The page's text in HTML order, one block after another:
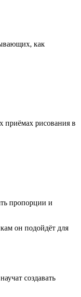
как
приёмах рисования в
пропорции и
он подойдёт для
создавать